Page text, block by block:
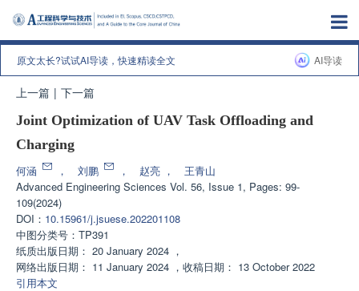
原文太长?试试AI导读，快速精读全文 AI导读
上一篇 | 下一篇
Joint Optimization of UAV Task Offloading and
Charging
何涵 ， 刘鹏 ， 赵亮 ，
王青山
Advanced Engineering Sciences Vol. 56, Issue 1, Pages: 99-
109(2024)
DOI： 10.15961/j.jsuese.202201108
中图分类号： TP391
纸质出版日期： 20 January 2024 ，
网络出版日期： 11 January 2024 ， 收稿日期： 13 October 2022
引用本文